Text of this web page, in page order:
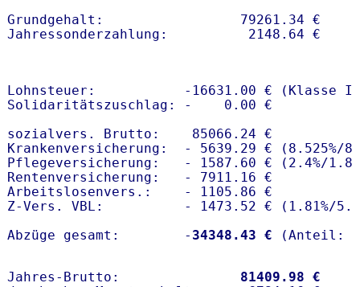
Grundgehalt:                 79261.34 €
Lohnsteuer:           -16631.00 € (Klasse I)
Solidaritätszuschlag: -    0.00 €
sozialvers. Brutto:    85066.24 €
Krankenversicherung:  - 5639.29 € (8.525%/
Pflegeversicherung:   - 1587.60 € (2.4%/
Rentenversicherung:   - 7911.16 €
Arbeitslosenvers.:    - 1105.86 €
Z-Vers. VBL:          - 1473.52 € ( 1.81%/
Abzüge gesamt:        - 34348.43 €
Jahres-Brutto: 81409.98 €